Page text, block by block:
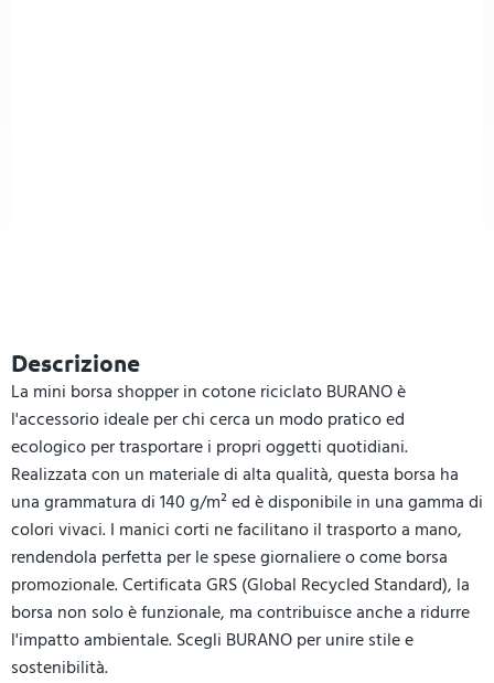
Descrizione
La mini borsa shopper in cotone riciclato BURANO è
l'accessorio ideale per chi cerca un modo pratico ed
ecologico per trasportare i propri oggetti quotidiani.
Realizzata con un materiale di alta qualità, questa borsa ha
una grammatura di 140 g/m² ed è disponibile in una gamma di
colori vivaci. I manici corti ne facilitano il trasporto a mano,
rendendola perfetta per le spese giornaliere o come borsa
promozionale. Certificata GRS (Global Recycled Standard), la
borsa non solo è funzionale, ma contribuisce anche a ridurre
l'impatto ambientale. Scegli BURANO per unire stile e
sostenibilità.